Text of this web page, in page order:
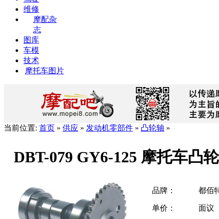
维修
摩配杂
志
图库
车模
技术
摩托车图片
当前位置: 首页 » 供应 » 发动机零部件 » 凸轮轴 »
DBT-079 GY6-125 摩托车凸
品牌： 都佰
单价： 面议